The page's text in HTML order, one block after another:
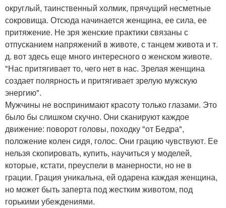
округлый, таинственный холмик, прячущий несметные
сокровища. Отсюда начинается женщина, ее сила, ее
притяжение. Не зря женские практики связаны с
отпусканием напряжений в животе, с танцем живота и т.
д. вот здесь еще много интересного о женском животе.
"Нас притягивает то, чего нет в нас. Зрелая женщина
создает полярность и притягивает зрелую мужскую
энергию".
Мужчины не воспринимают красоту только глазами. Это
было бы слишком скучно. Они сканируют каждое
движение: поворот головы, походку "от Бедра",
положение колен сидя, голос. Они грацию чувствуют. Ее
нельзя скопировать, купить, научиться у моделей,
которые, кстати, преуспели в манерности, но не в
грации. Грация уникальна, ей одарена каждая женщина,
но может быть заперта под жестким животом, под
горькими убеждениями.